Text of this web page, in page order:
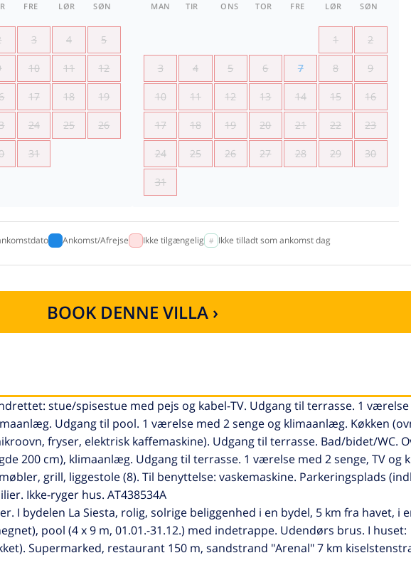
FRE LØR SØN
3 4 5
10 11 12
17 18 19
24 25 26
31
MAN TIR ONS TOR FRE LØR SØN
1 2
3 4 5 6 7 8 9
10 11 12 13 14 15 16
17 18 19 20 21 22 23
24 25 26 27 28 29 30
31
Ankomst/Afrejse Ikke tilgængelig Ikke tilladt som ankomst dag
BOOK DENNE VILLA ›
stue/spisestue med pejs og kabel-TV. Udgang til terrasse. 1
Udgang til pool. 1 værelse med 2 senge og klimaanlæg. Køkken
fryser, elektrisk kaffemaskine). Udgang til terrasse. Bad/bidet/WC.
200 cm), klimaanlæg. Udgang til terrasse. 1 værelse med 2 senge, TV og
grill, liggestole (8). Til benyttelse: vaskemaskine. Parkeringsplads
Ikke-ryger hus. AT438534A
I bydelen La Siesta, rolig, solrige beliggenhed i en bydel, 5 km fra havet, i
pool (4 x 9 m, 01.01.-31.12.) med indetrappe. Udendørs brus. I huset:
Supermarked, restaurant 150 m, sandstrand "Arenal" 7 km